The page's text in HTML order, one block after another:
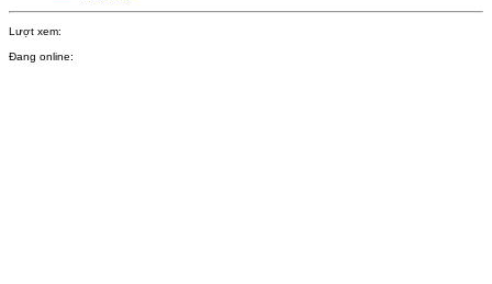
Lượt xem:
Đang online: